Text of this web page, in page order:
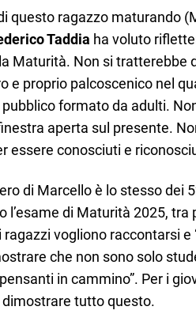
questo ragazzo maturando
Taddia ha voluto
Maturità. Non si tratterebbe
e proprio palcoscenico nel
formato da adulti.
aperta sul presente.
essere conosciuti e
di Marcello è lo stesso dei
l’esame di Maturità 2025, tra
ragazzi vogliono raccontarsi e
che non sono solo
in cammino”. Per i
tutto questo.